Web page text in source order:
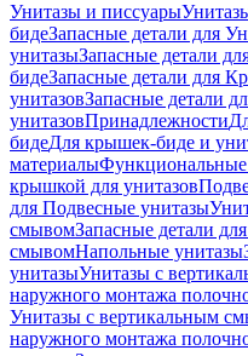
Унитазы и писсуары
бидеЗапасные детали для
унитазыЗапасные детали
бидеЗапасные детали для
унитазовЗапасные детали
унитазовПринадлежности
бидеДля крышек-биде и
материалы
крышкой для унитазов
для Подвесные унитазы
смывомЗапасные детали
смывомНапольные унитазы
унитазыУнитазы с
наружного монтажа
Унитазы с вертикальным
наружного монтажа